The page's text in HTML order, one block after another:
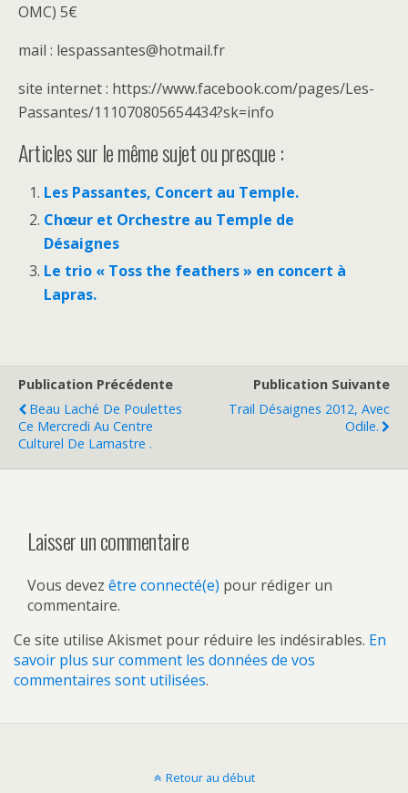
OMC) 5€
mail : lespassantes@hotmail.fr
site internet : https://www.facebook.com/pages/Les-
Passantes/111070805654434?sk=info
Articles sur le même sujet ou presque :
Les Passantes, Concert au Temple.
Chœur et Orchestre au Temple de
Désaignes
Le trio « Toss the feathers » en concert à
Lapras.
Publication Précédente
Beau Laché De Poulettes
Ce Mercredi Au Centre
Culturel De Lamastre .
Publication Suivante
Trail Désaignes 2012, Avec
Odile.
Laisser un commentaire
Vous devez être connecté(e) pour rédiger un
commentaire.
Ce site utilise Akismet pour réduire les indésirables. En
savoir plus sur comment les données de vos
commentaires sont utilisées.
Retour au début